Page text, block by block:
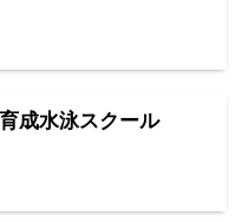
成水泳スクール